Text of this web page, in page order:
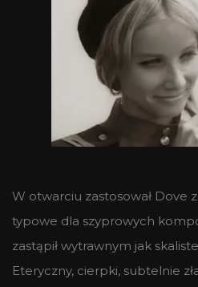
W otwarciu zastosował Dove
typowe dla szyprowych
zastąpił wytrawnym jak
Eteryczny, cierpki, subtelnie